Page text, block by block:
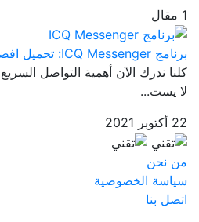
1 مقال
برنامج ICQ Messenger: تحميل افضل برنامج دردشة فورية
كلنا ندرك الآن أهمية التواصل
لا يست...
22 أكتوبر 2021
من نحن
سياسة الخصوصية
اتصل بنا